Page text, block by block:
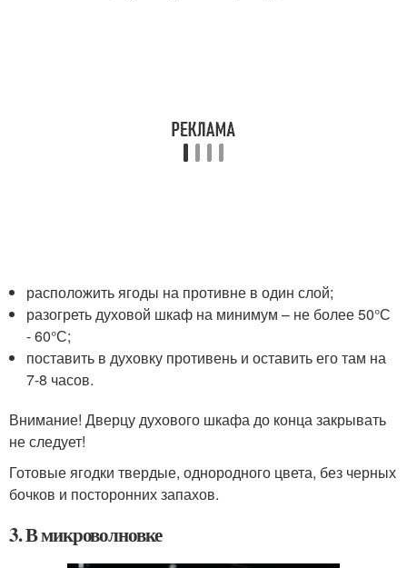
расположить ягоды на противне в один слой;
разогреть духовой шкаф на минимум – не более 50°С
- 60°С;
поставить в духовку противень и оставить его там на
7-8 часов.
Внимание! Дверцу духового шкафа до конца закрывать
не следует!
Готовые ягодки твердые, однородного цвета, без черных
бочков и посторонних запахов.
3. В микроволновке